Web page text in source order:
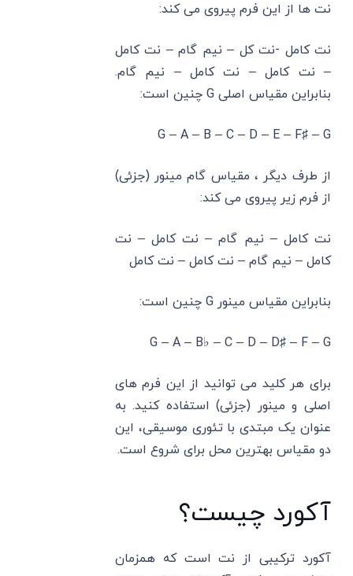
نت ها از این فرم پیروی می کند:
نت کامل -نت کل – نیم گام – نت کامل
– نت کامل – نت کامل – نیم گام.
بنابراین مقیاس اصلی G چنین است:
G – A – B – C – D – E – F♯ – G
از طرف دیگر ، مقیاس گام مینور (جزئی)
از فرم زیر پیروی می کند:
نت کامل – نیم گام – نت کامل – نت
کامل – نیم گام – نت کامل – نت کامل
بنابراین مقیاس مینور G چنین است:
G – A – B♭ – C – D – D♯ – F – G
برای هر کلید می توانید از این فرم های
اصلی و مینور (جزئی) استفاده کنید. به
عنوان یک مبتدی با تئوری موسیقی، این
دو مقیاس بهترین محل برای شروع است.
آکورد چیست؟
آکورد ترکیبی از نت است که همزمان